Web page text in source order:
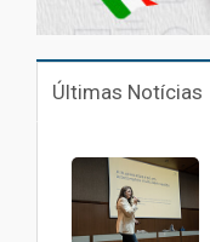
Últimas Notícias